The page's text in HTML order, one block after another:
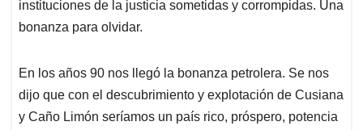
instituciones de la justicia sometidas y corrompidas. Una
bonanza para olvidar.
En los años 90 nos llegó la bonanza petrolera. Se nos
dijo que con el descubrimiento y explotación de Cusiana
y Caño Limón seríamos un país rico, próspero, potencia